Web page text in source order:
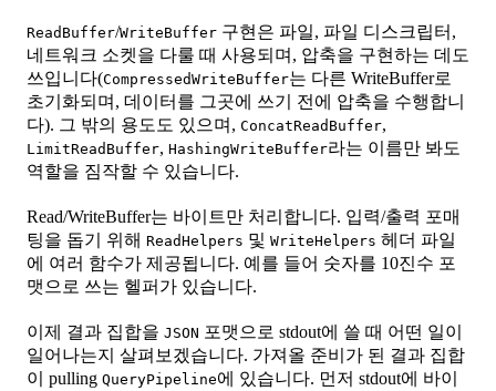
ReadBuffer/WriteBuffer 구현은 파일, 파일 디스크립터,
네트워크 소켓을 다룰 때 사용되며, 압축을 구현하는 데도
쓰입니다(CompressedWriteBuffer는 다른 WriteBuffer로
초기화되며, 데이터를 그곳에 쓰기 전에 압축을 수행합니
다). 그 밖의 용도도 있으며, ConcatReadBuffer,
LimitReadBuffer, HashingWriteBuffer라는 이름만 봐도
역할을 짐작할 수 있습니다.
Read/WriteBuffer는 바이트만 처리합니다. 입력/출력 포매
팅을 돕기 위해 ReadHelpers 및 WriteHelpers 헤더 파일
에 여러 함수가 제공됩니다. 예를 들어 숫자를 10진수 포
맷으로 쓰는 헬퍼가 있습니다.
이제 결과 집합을 JSON 포맷으로 stdout에 쓸 때 어떤 일이
일어나는지 살펴보겠습니다. 가져올 준비가 된 결과 집합
이 pulling QueryPipeline에 있습니다. 먼저 stdout에 바이